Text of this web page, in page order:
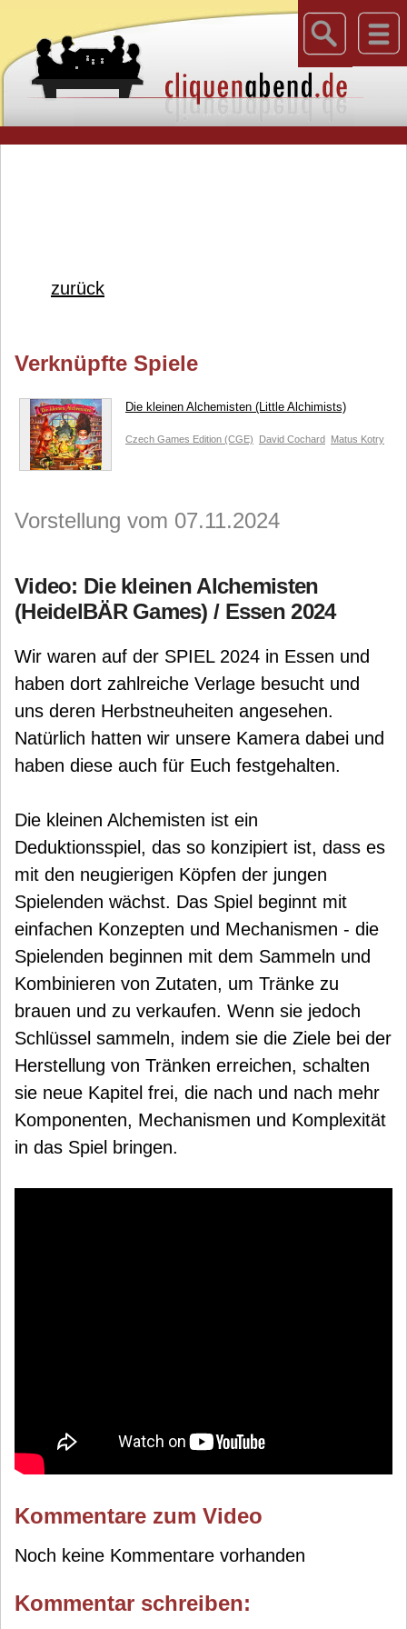
zurück
Verknüpfte Spiele
Die kleinen Alchemisten (Little Alchimists)
Czech Games Edition (CGE) David Cochard Matus Kotry
Vorstellung vom 07.11.2024
Video: Die kleinen Alchemisten
(HeidelBÄR Games) / Essen 2024
Wir waren auf der SPIEL 2024 in Essen und
haben dort zahlreiche Verlage besucht und
uns deren Herbstneuheiten angesehen.
Natürlich hatten wir unsere Kamera dabei und
haben diese auch für Euch festgehalten.
Die kleinen Alchemisten ist ein
Deduktionsspiel, das so konzipiert ist, dass es
mit den neugierigen Köpfen der jungen
Spielenden wächst. Das Spiel beginnt mit
einfachen Konzepten und Mechanismen - die
Spielenden beginnen mit dem Sammeln und
Kombinieren von Zutaten, um Tränke zu
brauen und zu verkaufen. Wenn sie jedoch
Schlüssel sammeln, indem sie die Ziele bei der
Herstellung von Tränken erreichen, schalten
sie neue Kapitel frei, die nach und nach mehr
Komponenten, Mechanismen und Komplexität
in das Spiel bringen.
Kommentare zum Video
Noch keine Kommentare vorhanden
Kommentar schreiben: